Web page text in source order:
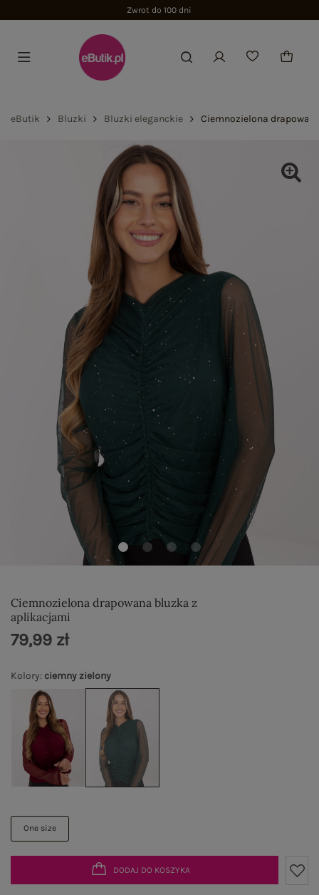
Zwrot do 100 dni
eButik Bluzki Bluzki eleganckie Ciemnozielona
Ciemnozielona drapowana bluzka z
aplikacjami
Kolory: ciemny zielony
One size
79,99 zł
DODAJ DO KOSZYKA